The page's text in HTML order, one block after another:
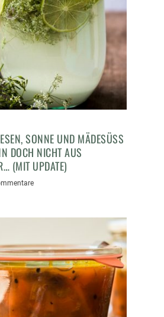
SONNE UND MÄDESÜSS S
NICHT AUS M
(MIT UPDATE)